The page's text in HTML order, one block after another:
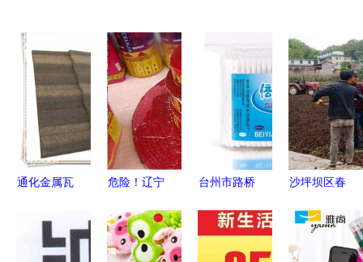
通化金属瓦
深受消费者
信赖的建材
危险！辽宁
合格被点
名，阜新3
台州市路桥
厂 以小见
大，铸就日
沙坪坝区春
田间春意闹
日用杂品